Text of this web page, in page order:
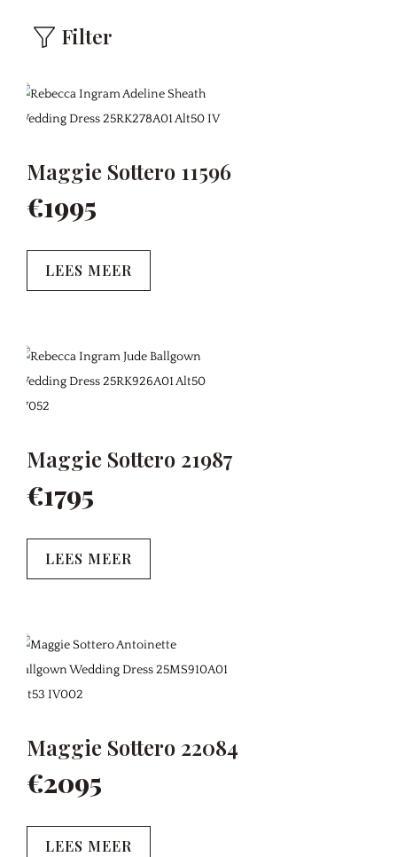
Filter
Maggie Sottero 11596
€1995
LEES MEER
Maggie Sottero 21987
€1795
LEES MEER
Maggie Sottero 22084
€2095
LEES MEER